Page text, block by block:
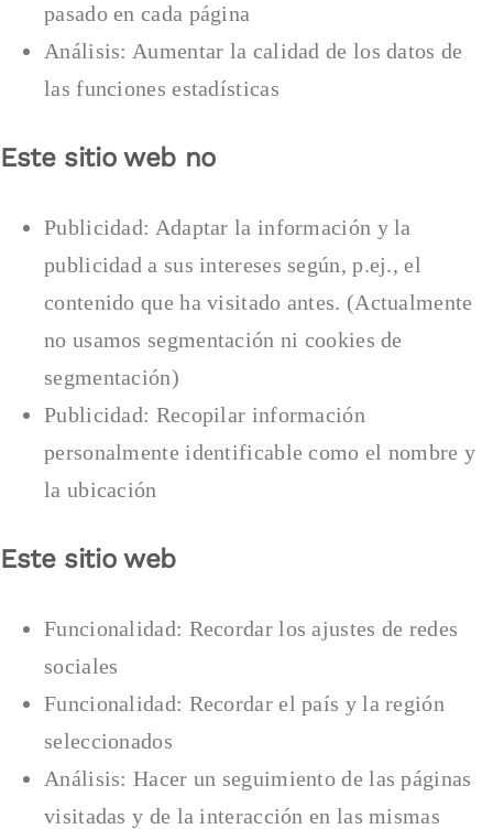
pasado en cada página
Análisis: Aumentar la calidad de los datos de
las funciones estadísticas
Este sitio web no
Publicidad: Adaptar la información y la
publicidad a sus intereses según, p.ej., el
contenido que ha visitado antes. (Actualmente
no usamos segmentación ni cookies de
segmentación)
Publicidad: Recopilar información
personalmente identificable como el nombre y
la ubicación
Este sitio web
Funcionalidad: Recordar los ajustes de redes
sociales
Funcionalidad: Recordar el país y la región
seleccionados
Análisis: Hacer un seguimiento de las páginas
visitadas y de la interacción en las mismas